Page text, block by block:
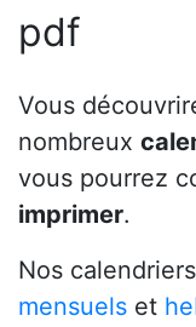
pdf
Vous
nombreux
vous pourrez
imprimer.
Nos calendriers
mensuels et